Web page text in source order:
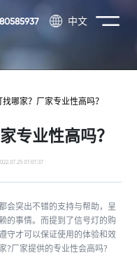
中文
找哪家？厂家专业性高吗？
专业性高吗？
07:07:37
突出不错的支持与帮助，呈
的事情。而提到了信号灯的购
守才可以保证使用的体验和效
?厂家提供的专业性会高吗?